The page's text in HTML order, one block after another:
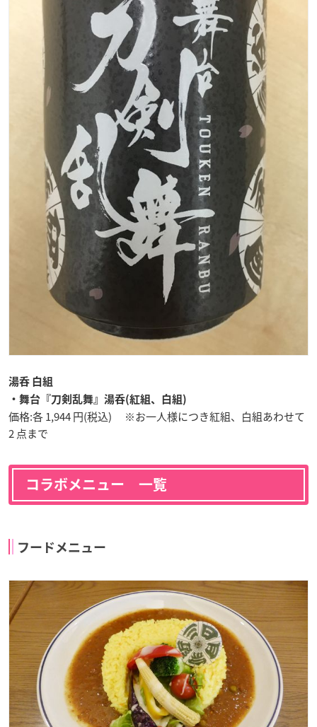
湯呑 白組
・舞台『刀剣乱舞』湯呑(紅組、白組)
価格:各 1,944 円(税込) ※お一人様につき紅組、白組あわせて
2 点まで
コラボメニュー 一覧
フードメニュー